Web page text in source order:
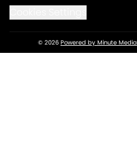
© 2026 Powered by Minute Media